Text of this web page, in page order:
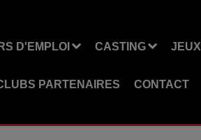
D'EMPLOI CASTING JEUX
PARTENAIRES CONTACT